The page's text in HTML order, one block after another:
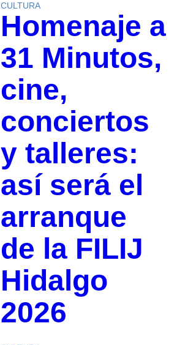
CULTURA
Homenaje a
31 Minutos,
cine,
conciertos
y talleres:
así será el
arranque
de la FILIJ
Hidalgo
2026